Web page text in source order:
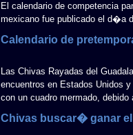
El calendario de competencia
mexicano fue publicado el d�a
Calendario de
Las Chivas Rayadas del
encuentros en Estados Unidos
con un cuadro mermado,
Chivas buscar� ganar